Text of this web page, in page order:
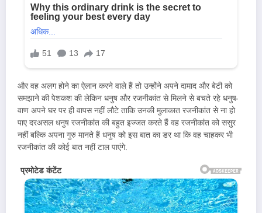
और वह अलग होने का ऐलान करने वाले हैं तो उन्होंने अपने दामाद और बेटी को
समझाने की पेशकश की लेकिन धनुष और रजनीकांत से मिलने से बचते रहे धनुष-
वाण अपने घर पर ही वापस नहीं लौटे ताकि उनकी मुलाकात रजनीकांत से ना हो
पाए दरअसल धनुष रजनीकांत की बहुत इज्जत करते हैं वह रजनीकांत को ससुर
नहीं बल्कि अपना गुरु मानते हैं धनुष को इस बात का डर था कि वह चाहकर भी
रजनीकांत की कोई बात नहीं टाल पाएंगे.